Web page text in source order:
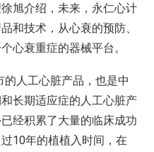
旭介绍，未来，永仁心计
和技术，从心衰的预防、
心衰重症的器械平台。
的人工心脏产品，也是中
长期适应症的人工心脏产
经积累了大量的临床成功
10年的植植入时间，在